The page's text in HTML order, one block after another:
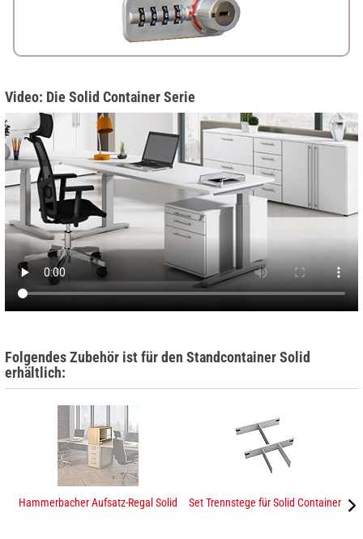
Video: Die Solid Container Serie
Folgendes Zubehör ist für den Standcontainer Solid
erhältlich:
Hammerbacher Aufsatz-Regal Solid Set Trennstege für Solid Container